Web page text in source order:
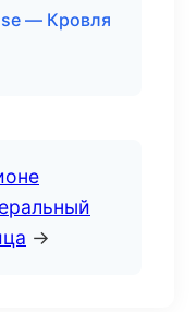
— Кровля
→